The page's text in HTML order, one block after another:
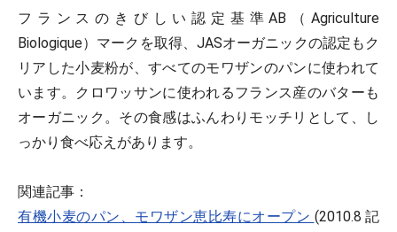
フランスのきびしい認定基準AB（Agriculture
Biologique）マークを取得、JASオーガニックの認定もク
リアした小麦粉が、すべてのモワザンのパンに使われて
います。クロワッサンに使われるフランス産のバターも
オーガニック。その食感はふんわりモッチリとして、し
っかり食べ応えがあります。
関連記事：
有機小麦のパン、モワザン恵比寿にオープン (2010.8 記